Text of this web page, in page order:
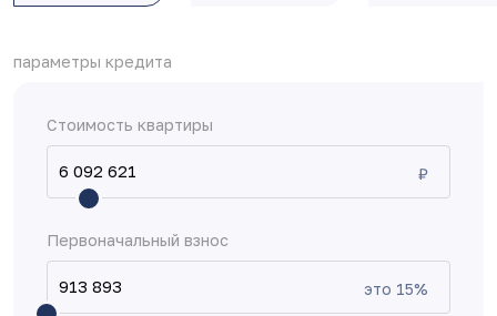
параметры кредита
Стоимость квартиры
₽
Первоначальный взнос
это 15%